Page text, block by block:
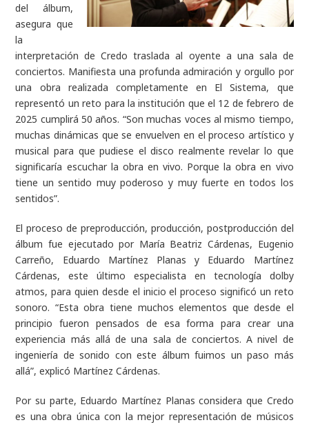
del álbum,
asegura que
la
interpretación de Credo traslada al oyente a una sala de
conciertos. Manifiesta una profunda admiración y orgullo por
una obra realizada completamente en El Sistema, que
representó un reto para la institución que el 12 de febrero de
2025 cumplirá 50 años. “Son muchas voces al mismo tiempo,
muchas dinámicas que se envuelven en el proceso artístico y
musical para que pudiese el disco realmente revelar lo que
significaría escuchar la obra en vivo. Porque la obra en vivo
tiene un sentido muy poderoso y muy fuerte en todos los
sentidos”.
El proceso de preproducción, producción, postproducción del
álbum fue ejecutado por María Beatriz Cárdenas, Eugenio
Carreño, Eduardo Martínez Planas y Eduardo Martínez
Cárdenas, este último especialista en tecnología dolby
atmos, para quien desde el inicio el proceso significó un reto
sonoro. “Esta obra tiene muchos elementos que desde el
principio fueron pensados de esa forma para crear una
experiencia más allá de una sala de conciertos. A nivel de
ingeniería de sonido con este álbum fuimos un paso más
allá”, explicó Martínez Cárdenas.
Por su parte, Eduardo Martínez Planas considera que Credo
es una obra única con la mejor representación de músicos